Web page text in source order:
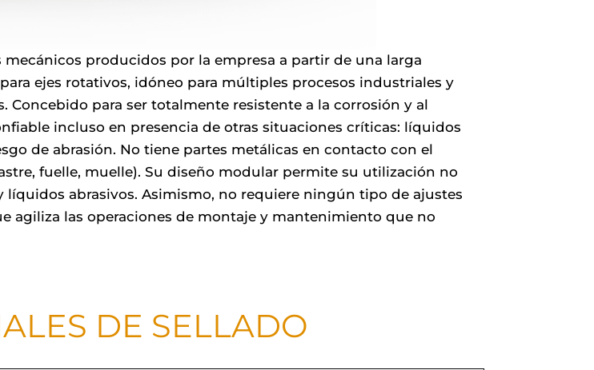
producidos por la empresa a partir de una larga
ejes rotativos, idóneo para múltiples procesos industriales y
para ser totalmente resistente a la corrosión y al
incluso en presencia de otras situaciones críticas: líquidos
de abrasión. No tiene partes metálicas en contacto con el
fuelle, muelle). Su diseño modular permite su utilización no
abrasivos. Asimismo, no requiere ningún tipo de ajustes
agiliza las operaciones de montaje y mantenimiento que no
DE SELLADO